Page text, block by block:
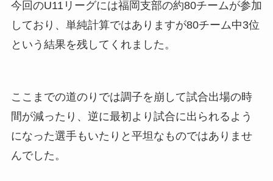
今回のU11リーグには福岡支部の約80チームが参加
しており、単純計算ではありますが80チーム中3位
という結果を残してくれました。
ここまでの道のりでは調子を崩して試合出場の時
間が減ったり、逆に最初より試合に出られるよう
になった選手もいたりと平坦なものではありませ
んでした。